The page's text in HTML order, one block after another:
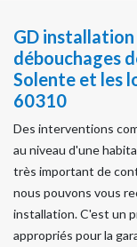
GD
débouchages
Solente et les
60310
Des interventions
au niveau d'une
très important de
nous pouvons vous
installation. C'est un
appropriés pour la